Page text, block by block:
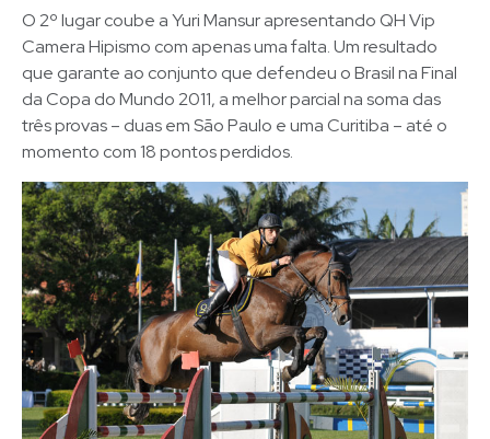
O 2º lugar coube a Yuri Mansur apresentando QH Vip
Camera Hipismo com apenas uma falta. Um resultado
que garante ao conjunto que defendeu o Brasil na Final
da Copa do Mundo 2011, a melhor parcial na soma das
três provas – duas em São Paulo e uma Curitiba – até o
momento com 18 pontos perdidos.